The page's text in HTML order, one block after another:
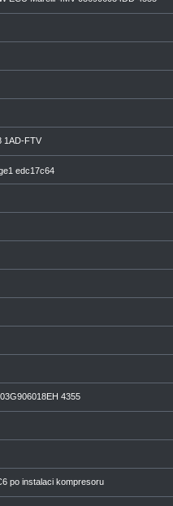
1AD-FTV
edc17c64
4355
po instalaci kompresoru